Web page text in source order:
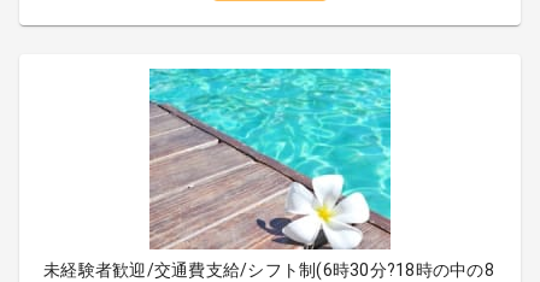
未経験者歓迎/交通費支給/シフト制(6時30分?18時の中の8